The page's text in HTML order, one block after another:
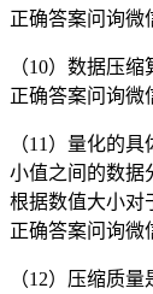
正确答案问询微
（10）数据压
正确答案问询微
（11）量化的
小值之间的数据
根据数值大小对
正确答案问询微
（12）压缩质